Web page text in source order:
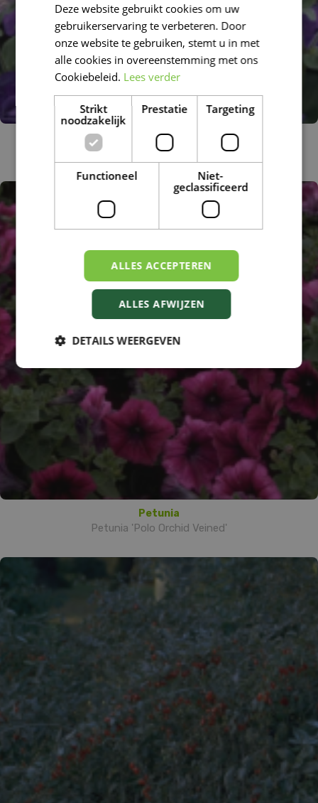
Petunia
Petunia 'Polo Blue'
Petunia
Petunia 'Polo Orchid Veined'
Deze website gebruikt cookies om uw
gebruikerservaring te verbeteren. Door
onze website te gebruiken, stemt u in met
alle cookies in overeenstemming met ons
Cookiebeleid. Lees verder
Strikt
noodzakelijk
Prestatie Targeting
Functioneel
Niet-
geclassificeerd
ALLES ACCEPTEREN
ALLES AFWIJZEN
DETAILS WEERGEVEN